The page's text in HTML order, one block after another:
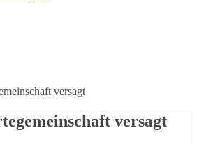
versagt
versagt